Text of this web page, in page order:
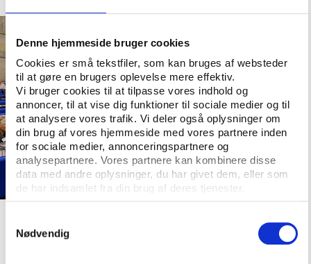
Denne hjemmeside bruger cookies
Cookies er små tekstfiler, som kan bruges af websteder
til at gøre en brugers oplevelse mere effektiv.
Vi bruger cookies til at tilpasse vores indhold og
annoncer, til at vise dig funktioner til sociale medier og til
at analysere vores trafik. Vi deler også oplysninger om
din brug af vores hjemmeside med vores partnere inden
for sociale medier, annonceringspartnere og
analysepartnere. Vores partnere kan kombinere disse
data med andre oplysninger, du har givet dem, eller som
de har indsamlet fra din brug af deres tjenester.
Nødvendig